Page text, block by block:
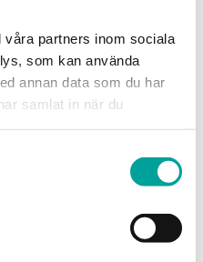
partners inom sociala
som kan använda
annan data som du har
samlat in när du
3kampanj